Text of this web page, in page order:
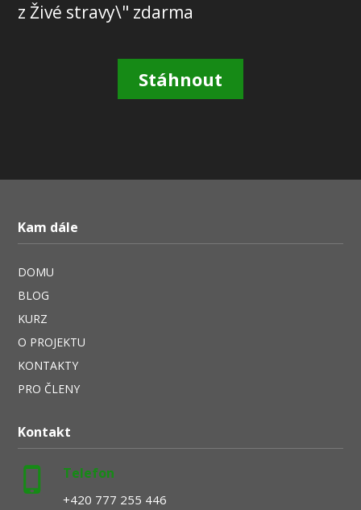
z Živé stravy\" zdarma
Stáhnout
Kam dále
DOMU
BLOG
KURZ
O PROJEKTU
KONTAKTY
PRO ČLENY
Kontakt
Telefon
+420 777 255 446